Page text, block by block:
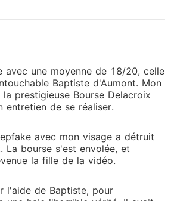
derrière une haie
jeunesse, Constance. Mais le
le second secret. Pendant deux
qui venait à moi dans
Je n'étais qu'un pion dans
corps qu'Hadrien pouvait utiliser
se gardait « pur » pour la
ils ne m'ont pas demandé si
avec une moyenne de 18/20, celle
Baptiste d'Aumont. Mon
prestigieuse Bourse Delacroix
entretien de se réaliser.
avec mon visage a détruit
La bourse s'est envolée, et
la fille de la vidéo.
l'aide de Baptiste, pour